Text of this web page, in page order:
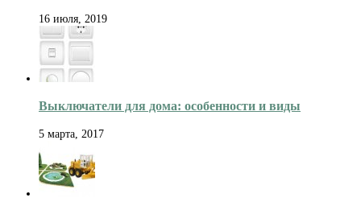
16 июля, 2019
Выключатели для дома: особенности и виды
5 марта, 2017